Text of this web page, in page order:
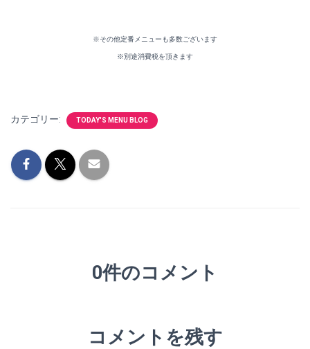
※その他定番メニューも多数ございます
※別途消費税を頂きます
カテゴリー: TODAY'S MENU BLOG
0件のコメント
コメントを残す